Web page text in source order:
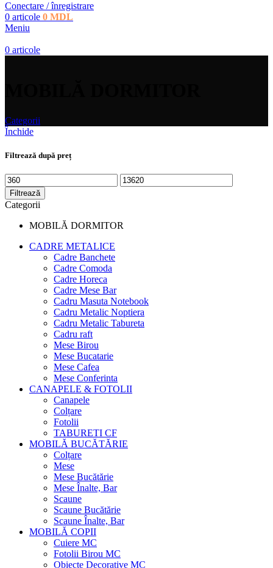
Conectare / înregistrare
0 articole 0 MDL
Meniu
0 articole
Categorii
Închide
Filtrează după preț
Preț
minim
Preț
maxim
Filtrează
Categorii
MOBILĂ DORMITOR
CADRE METALICE
Cadre Banchete
Cadre Comoda
Cadre Horeca
Cadre Mese Bar
Cadru Masuta Notebook
Cadru Metalic Noptiera
Cadru Metalic Tabureta
Cadru raft
Mese Birou
Mese Bucatarie
Mese Cafea
Mese Conferinta
CANAPELE & FOTOLII
Canapele
Colțare
Fotolii
TABURETI CF
MOBILĂ BUCĂTĂRIE
Colțare
Mese
Mese Bucătărie
Mese Înalte, Bar
Scaune
Scaune Bucătărie
Scaune Înalte, Bar
MOBILĂ COPII
Cuiere MC
Fotolii Birou MC
Obiecte Decorative MC